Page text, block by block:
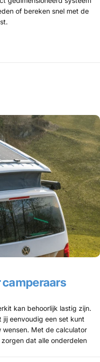
of bereken snel met de
camperaars
kan behoorlijk lastig zijn.
eenvoudig een set kunt
wensen. Met de calculator
dat alle onderdelen